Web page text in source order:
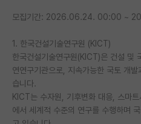
커리어
유학교육
이벤트
모집기간: 2026.06.24. 00:00 ~
1. 한국건설기술연구원 (KICT)
한국건설기술연구원(KICT)은 건설 및
연연구기관으로, 지속가능한 국토 개
습니다.
KICT는 수자원, 기후변화 대응, 스마
에서 세계적 수준의 연구를 수행하며